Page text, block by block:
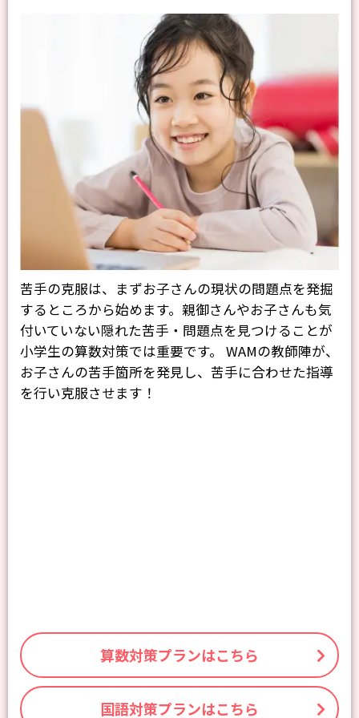
苦手の克服は、まずお子さんの現状の問題点を発掘
するところから始めます。親御さんやお子さんも気
付いていない隠れた苦手・問題点を見つけることが
小学生の算数対策では重要です。 WAMの教師陣が、
お子さんの苦手箇所を発見し、苦手に合わせた指導
を行い克服させます！
算数対策プランはこちら
国語対策プランはこちら